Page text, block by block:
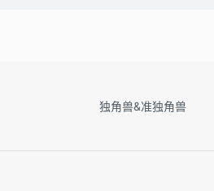
独角兽&准独角兽